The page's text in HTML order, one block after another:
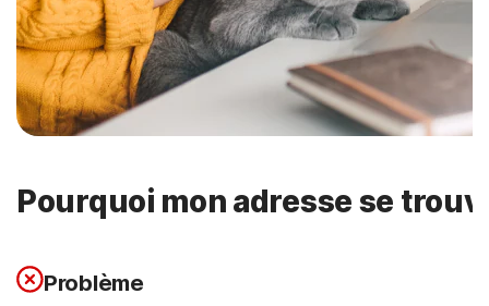
Pourquoi mon adresse se
Problème